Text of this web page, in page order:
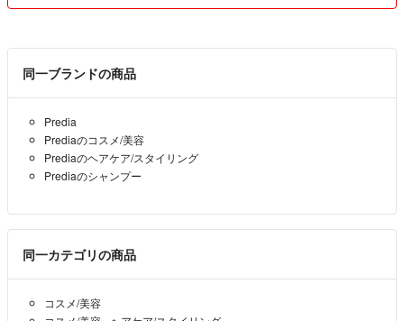
同一ブランドの商品
Predia
Prediaのコスメ/美容
Prediaのヘアケア/スタイリング
Prediaのシャンプー
同一カテゴリの商品
コスメ/美容